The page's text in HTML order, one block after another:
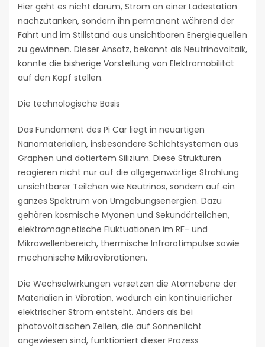
Hier geht es nicht darum, Strom an einer Ladestation
nachzutanken, sondern ihn permanent während der
Fahrt und im Stillstand aus unsichtbaren Energiequellen
zu gewinnen. Dieser Ansatz, bekannt als Neutrinovoltaik,
könnte die bisherige Vorstellung von Elektromobilität
auf den Kopf stellen.
Die technologische Basis
Das Fundament des Pi Car liegt in neuartigen
Nanomaterialien, insbesondere Schichtsystemen aus
Graphen und dotiertem Silizium. Diese Strukturen
reagieren nicht nur auf die allgegenwärtige Strahlung
unsichtbarer Teilchen wie Neutrinos, sondern auf ein
ganzes Spektrum von Umgebungsenergien. Dazu
gehören kosmische Myonen und Sekundärteilchen,
elektromagnetische Fluktuationen im RF- und
Mikrowellenbereich, thermische Infrarotimpulse sowie
mechanische Mikrovibrationen.
Die Wechselwirkungen versetzen die Atomebene der
Materialien in Vibration, wodurch ein kontinuierlicher
elektrischer Strom entsteht. Anders als bei
photovoltaischen Zellen, die auf Sonnenlicht
angewiesen sind, funktioniert dieser Prozess